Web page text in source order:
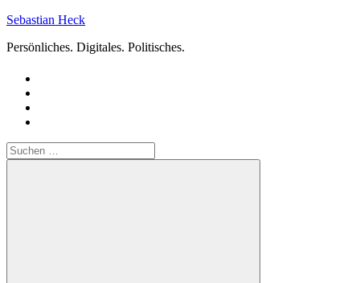
Zum
springen
Sebastian Heck
Persönliches. Digitales. Politisches.
Suchen
nach: